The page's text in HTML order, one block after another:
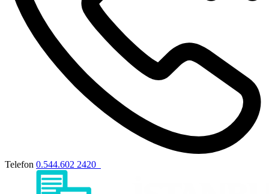
Telefon 0.544.602 2420